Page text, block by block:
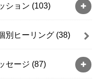
ション (103)
別ヒーリング (38)
セージ (87)